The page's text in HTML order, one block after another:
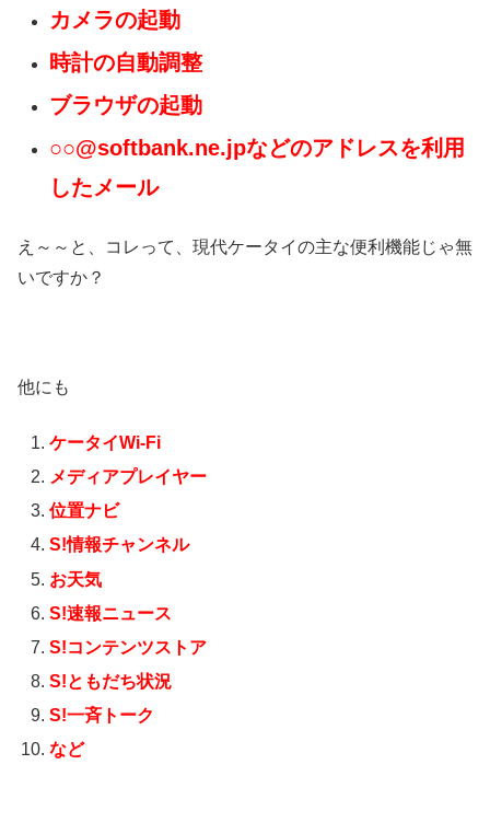
カメラの起動
時計の自動調整
ブラウザの起動
○○@softbank.ne.jpなどのアドレスを利用
したメール
え～～と、コレって、現代ケータイの主な便利機能じゃ無
いですか？
他にも
ケータイWi-Fi
メディアプレイヤー
位置ナビ
S!情報チャンネル
お天気
S!速報ニュース
S!コンテンツストア
S!ともだち状況
S!一斉トーク
など